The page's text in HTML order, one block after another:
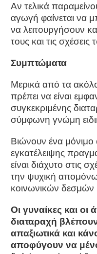
Αν τελικά
αγωγή φαίνεται να
να λειτουργήσουν
τους και τις σχέσεις
Συμπτώματα
Mερικά από τα
πρέπει να είναι
συγκεκριμένης
σύμφωνη γνώμη
Βιώνουν ένα
εγκατέλειψης
είναι διάχυτο στις
την ψυχική
κοινωνικών δεσμών
Οι γυναίκες και οι
διαταραχή
απαξιωτικά και
αποφύγουν να